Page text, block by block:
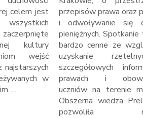
celem jest
wszystkich
kultury
wejść
najstarszych
w
...
przepisów prawa oraz
i odwoływanie się
pieniężnych. Spotkanie
bardzo cenne ze
uzyskanie
szczegółowych
prawach i
uczniów na terenie
Obszerna wiedza
pozwoliła